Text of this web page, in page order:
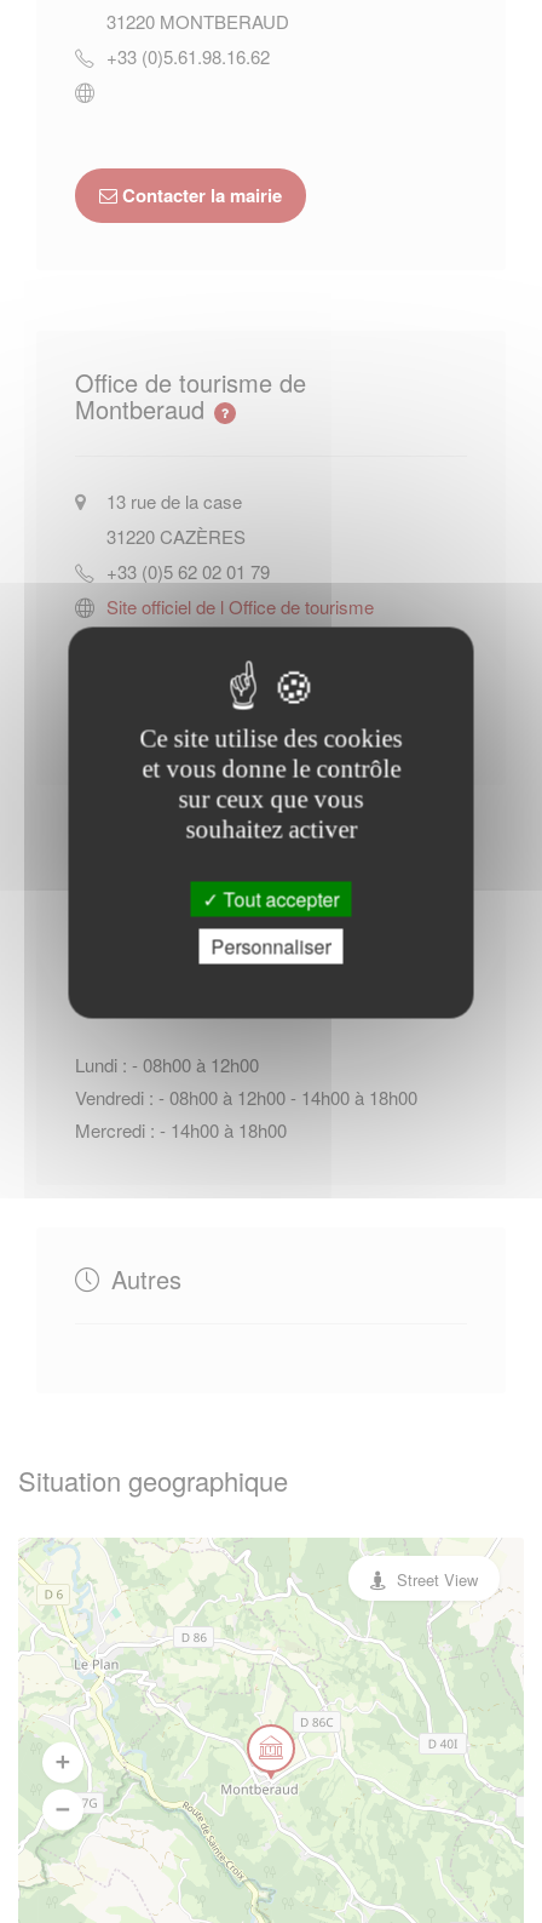
31220 MONTBERAUD
+33 (0)5.61.98.16.62
Contacter la mairie
Office de tourisme de
Montberaud
13 rue de la case
31220CAZÈRES
+33 (0)5 62 02 01 79
Site officiel de l Office de tourisme
de Montberaud
Contacter l'office de tourisme
Horaires Mairie
Lundi : - 08h00 à 12h00
Vendredi : - 08h00 à 12h00 - 14h00 à 18h00
Mercredi : - 14h00 à 18h00
Autres
Situation geographique
Street View
Ce site utilise des cookies
et vous donne le contrôle
sur ceux que vous
souhaitez activer
Tout accepter
Personnaliser